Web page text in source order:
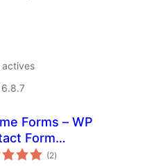
actives
Forms – WP
Form
Lead(2puntuacions
totals
)